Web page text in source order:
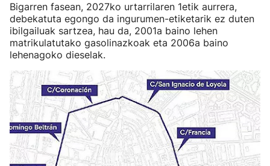
Bigarren fasean, 2027ko urtarrilaren 1etik aurrera,
debekatuta egongo da ingurumen-etiketarik ez duten
ibilgailuak sartzea, hau da, 2001a baino lehen
matrikulatutako gasolinazkoak eta 2006a baino
lehenagoko dieselak.